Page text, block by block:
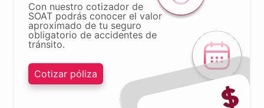
Con nuestro cotizador de
SOAT podrás conocer el valor
aproximado de tu seguro
obligatorio de accidentes de
tránsito.
Cotizar póliza